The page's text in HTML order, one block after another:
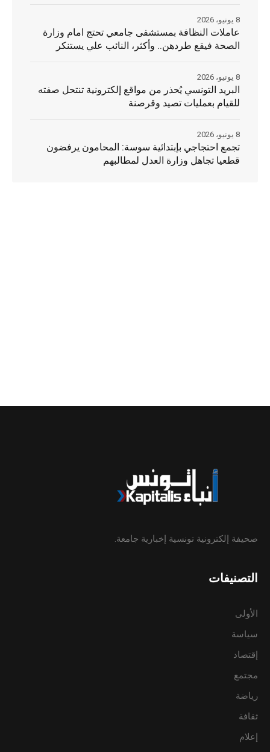
عاملات النظافة بمستشفى جامعي تحتج امام وزارة
الصحة فيقع طردهن.. وأكثر، النائب علي يستنكر
8 يونيو، 2026
البريد التونسي يُحذر من مواقع إلكترونية تنتحل صفته
للقيام بعمليات تصيد وقرصنة
8 يونيو، 2026
تجمع احتجاجي بإبتدائية سوسة: المحامون يرفضون
قطعيا تجاهل وزارة العدل لمطالبهم
8 يونيو، 2026
صحيفة إلكترونية تونسية إخبارية جامعة.
التصنيفات
الأولى
سياسة
إقتصاد
مجتمع
رياضة
ثقافة
إعلام